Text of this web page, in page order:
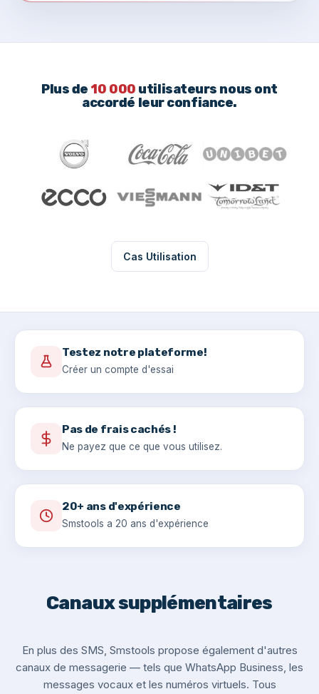
Plus de 10 000 utilisateurs nous ont
accordé leur confiance.
Cas Utilisation
Testez notre plateforme!
Créer un compte d'essai
Pas de frais cachés !
Ne payez que ce que vous utilisez.
20+ ans d'expérience
Smstools a 20 ans d'expérience
Canaux supplémentaires
En plus des SMS, Smstools propose également d'autres
canaux de messagerie — tels que WhatsApp Business, les
messages vocaux et les numéros virtuels. Tous